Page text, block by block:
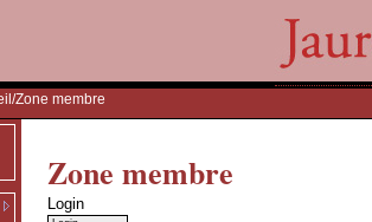
/Zone membre
Zone membre
Login